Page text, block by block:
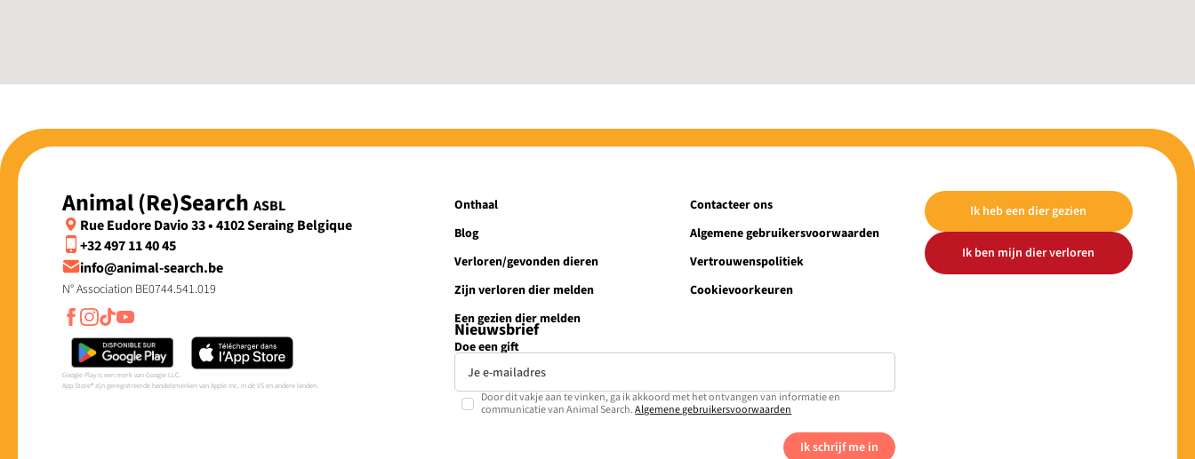
Animal (Re)Search ASBL
Rue Eudore Davio 33 • 4102 Seraing Belgique
+32 497 11 40 45
info@animal-search.be
N° Association BE0744.541.019
Google Play is een merk van Google LLC.
App Store® zijn geregistreerde handelsmerken van Apple Inc. in de VS en andere landen.
Onthaal
Blog
Verloren/gevonden dieren
Zijn verloren dier melden
Een gezien dier melden
Doe een gift
Contacteer ons
Algemene gebruikersvoorwaarden
Vertrouwenspolitiek
Cookievoorkeuren
Ik heb een dier gezien
Ik ben mijn dier verloren
Nieuwsbrief
Door dit vakje aan te vinken, ga ik akkoord met het ontvangen van informatie en
communicatie van Animal Search.Algemene gebruikersvoorwaarden
Ik schrijf me in